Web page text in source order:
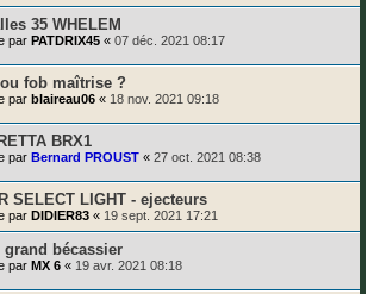
35 WHELEM
par PATDRIX45 « 07 déc. 2021 08:17
fob maîtrise ?
par blaireau06 « 18 nov. 2021 09:18
BRX1
par Bernard PROUST « 27 oct. 2021 08:38
SELECT LIGHT - ejecteurs
par DIDIER83 « 19 sept. 2021 17:21
grand bécassier
par MX 6 « 19 avr. 2021 08:18